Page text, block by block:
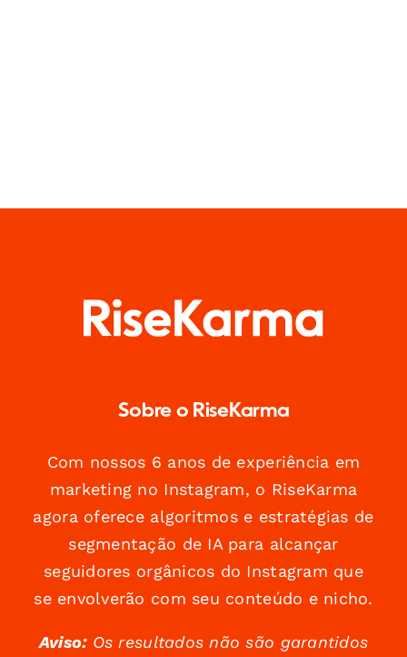
Sobre o RiseKarma
Com nossos 6 anos de experiência em
marketing no Instagram, o RiseKarma
agora oferece algoritmos e estratégias de
segmentação de IA para alcançar
seguidores orgânicos do Instagram que
se envolverão com seu conteúdo e nicho.
Aviso:Os resultados não são garantidos